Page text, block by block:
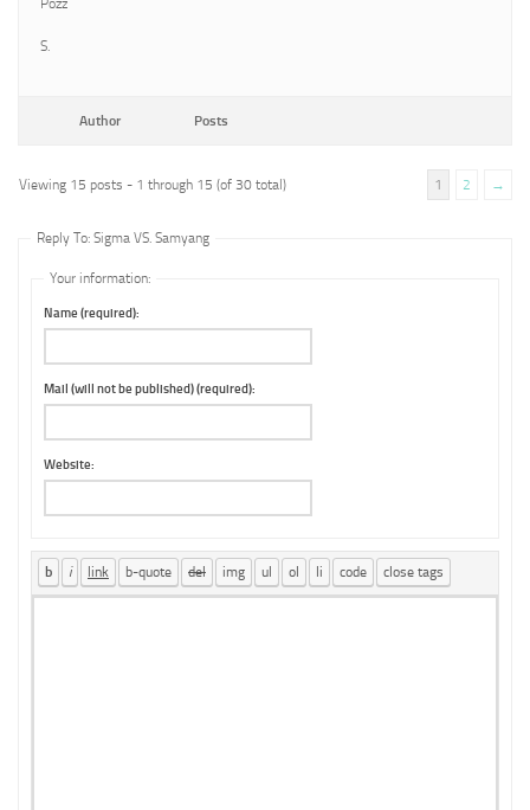
Pozz
S.
Author Posts
Viewing 15 posts - 1 through 15 (of 30 total) 1 2 →
Reply To: Sigma VS. Samyang
Your information:
Name (required):
Mail (will not be published) (required):
Website: